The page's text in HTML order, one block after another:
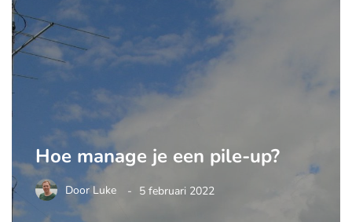
Hoe manage je een pile-up?
Door Luke 5 februari 2022